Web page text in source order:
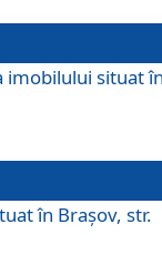
imobilului situat
în Brașov, str.